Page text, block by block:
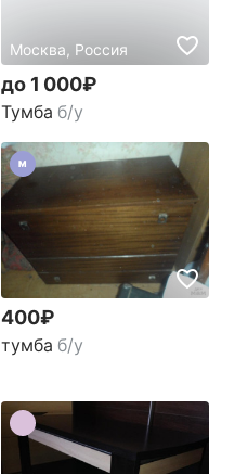
Москва, Россия
до 1 000₽
Тумба б/у
М
400₽
тумба б/у